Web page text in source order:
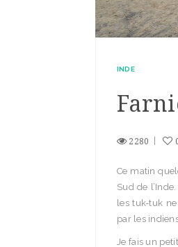
INDE
2280
Ce matin
Sud de
les tuk-tuk
par les
Je fais un